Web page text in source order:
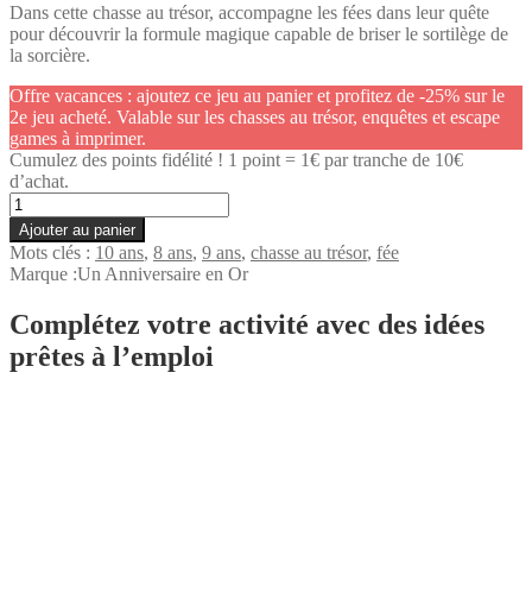
Dans cette chasse au trésor, accompagne les fées dans leur quête
pour découvrir la formule magique capable de briser le sortilège de
la sorcière.
Offre vacances : ajoutez ce jeu au panier et profitez de -25% sur le
2e jeu acheté. Valable sur les chasses au trésor, enquêtes et escape
games à imprimer.
Cumulez des points fidélité ! 1 point = 1€ par tranche de 10€
d’achat.
quantité
de
Le
trésor
des
(8+
ans)
Ajouter au panier
Mots clés : 10 ans, 8 ans, 9 ans, chasse au trésor, fée
Marque :Un Anniversaire en Or
Complétez votre activité avec des idées
prêtes à l’emploi